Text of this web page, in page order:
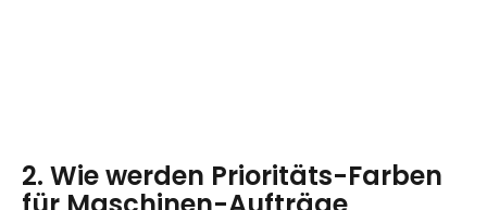
2. Wie werden Prioritäts-Farben